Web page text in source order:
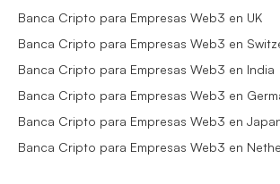
Banca Cripto para Empresas Web3 en UK
Banca Cripto para Empresas Web3 en
Banca Cripto para Empresas Web3 en India
Banca Cripto para Empresas Web3 en
Banca Cripto para Empresas Web3 en
Banca Cripto para Empresas Web3 en